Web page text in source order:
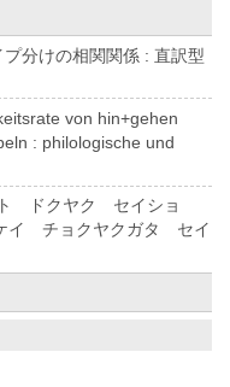
分けの相関関係 : 直訳型
von hin+gehen
: philologische und
ドクヤク セイショ
チョクヤクガタ セイ